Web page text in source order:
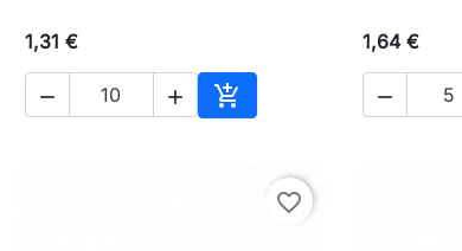
1,31 €
  
Ajouter au panier
1,64 €

favorite_border